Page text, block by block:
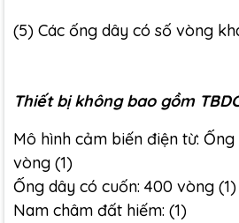
(5) Các ống dây có số vòng
Thiết bị không bao gồm
Mô hình cảm biến điện từ:
vòng (1)
Ống dây có cuốn: 400 vòng (1)
Nam châm đất hiếm: (1)